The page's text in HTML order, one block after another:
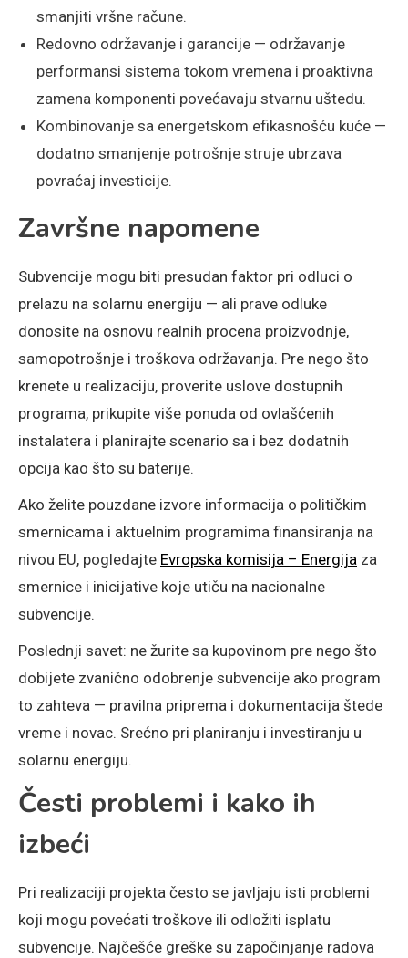
smanjiti vršne račune.
Redovno održavanje i garancije — održavanje
performansi sistema tokom vremena i proaktivna
zamena komponenti povećavaju stvarnu uštedu.
Kombinovanje sa energetskom efikasnošću kuće —
dodatno smanjenje potrošnje struje ubrzava
povraćaj investicije.
Završne napomene
Subvencije mogu biti presudan faktor pri odluci o
prelazu na solarnu energiju — ali prave odluke
donosite na osnovu realnih procena proizvodnje,
samopotrošnje i troškova održavanja. Pre nego što
krenete u realizaciju, proverite uslove dostupnih
programa, prikupite više ponuda od ovlašćenih
instalatera i planirajte scenario sa i bez dodatnih
opcija kao što su baterije.
Ako želite pouzdane izvore informacija o političkim
smernicama i aktuelnim programima finansiranja na
nivou EU, pogledajte Evropska komisija – Energija za
smernice i inicijative koje utiču na nacionalne
subvencije.
Poslednji savet: ne žurite sa kupovinom pre nego što
dobijete zvanično odobrenje subvencije ako program
to zahteva — pravilna priprema i dokumentacija štede
vreme i novac. Srećno pri planiranju i investiranju u
solarnu energiju.
Česti problemi i kako ih
izbeći
Pri realizaciji projekta često se javljaju isti problemi
koji mogu povećati troškove ili odložiti isplatu
subvencije. Najčešće greške su započinjanje radova